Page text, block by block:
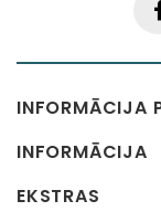
INFORMĀCIJA
INFORMĀCIJA
EKSTRAS